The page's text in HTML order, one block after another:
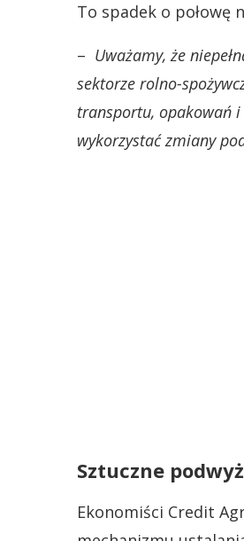
To spadek o połowę
– Uważamy, że
sektorze rolno-
transportu, opakowań
wykorzystać zmiany
Sztuczne
Ekonomiści Credit